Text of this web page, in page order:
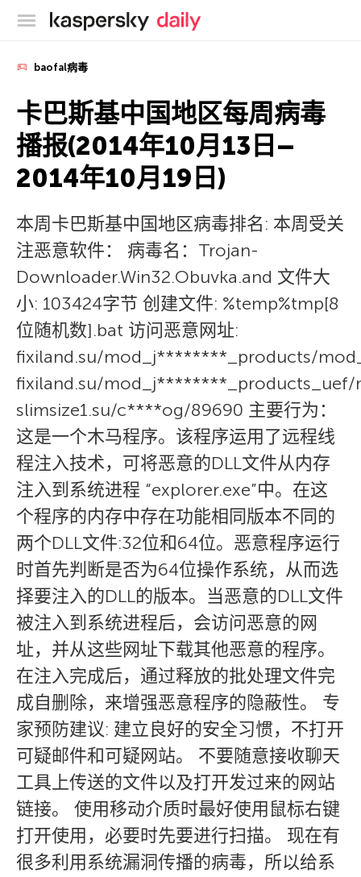
卡巴斯基官方博客
baofal病毒
卡巴斯基中国地区每周病毒
播报(2014年10月13日–
2014年10月19日)
本周卡巴斯基中国地区病毒排名: 本周受关
注恶意软件： 病毒名：Trojan-
Downloader.Win32.Obuvka.and 文件大
小: 103424字节 创建文件: %temp%tmp[8
位随机数].bat 访问恶意网址:
fixiland.su/mod_j********_products/
fixiland.su/mod_j********_products_uef/
slimsize1.su/c****og/89690 主要行为：
这是一个木马程序。该程序运用了远程线
程注入技术，可将恶意的DLL文件从内存
注入到系统进程 “explorer.exe”中。在这
个程序的内存中存在功能相同版本不同的
两个DLL文件:32位和64位。恶意程序运行
时首先判断是否为64位操作系统，从而选
择要注入的DLL的版本。当恶意的DLL文件
被注入到系统进程后，会访问恶意的网
址，并从这些网址下载其他恶意的程序。
在注入完成后，通过释放的批处理文件完
成自删除，来增强恶意程序的隐蔽性。 专
家预防建议: 建立良好的安全习惯，不打开
可疑邮件和可疑网站。 不要随意接收聊天
工具上传送的文件以及打开发过来的网站
链接。 使用移动介质时最好使用鼠标右键
打开使用，必要时先要进行扫描。 现在有
很多利用系统漏洞传播的病毒，所以给系